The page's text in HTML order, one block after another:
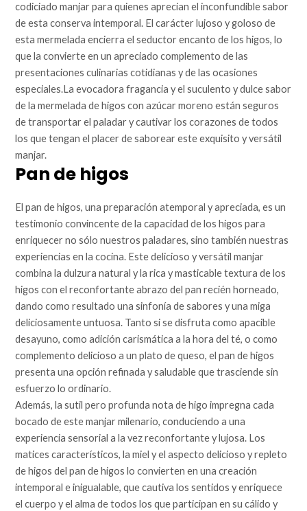
codiciado manjar para quienes aprecian el inconfundible sabor
de esta conserva intemporal. El carácter lujoso y goloso de
esta mermelada encierra el seductor encanto de los higos, lo
que la convierte en un apreciado complemento de las
presentaciones culinarias cotidianas y de las ocasiones
especiales.La evocadora fragancia y el suculento y dulce sabor
de la mermelada de higos con azúcar moreno están seguros
de transportar el paladar y cautivar los corazones de todos
los que tengan el placer de saborear este exquisito y versátil
manjar.
Pan de higos
El pan de higos, una preparación atemporal y apreciada, es un
testimonio convincente de la capacidad de los higos para
enriquecer no sólo nuestros paladares, sino también nuestras
experiencias en la cocina. Este delicioso y versátil manjar
combina la dulzura natural y la rica y masticable textura de los
higos con el reconfortante abrazo del pan recién horneado,
dando como resultado una sinfonía de sabores y una miga
deliciosamente untuosa. Tanto si se disfruta como apacible
desayuno, como adición carismática a la hora del té, o como
complemento delicioso a un plato de queso, el pan de higos
presenta una opción refinada y saludable que trasciende sin
esfuerzo lo ordinario.
Además, la sutil pero profunda nota de higo impregna cada
bocado de este manjar milenario, conduciendo a una
experiencia sensorial a la vez reconfortante y lujosa. Los
matices característicos, la miel y el aspecto delicioso y repleto
de higos del pan de higos lo convierten en una creación
intemporal e inigualable, que cautiva los sentidos y enriquece
el cuerpo y el alma de todos los que participan en su cálido y